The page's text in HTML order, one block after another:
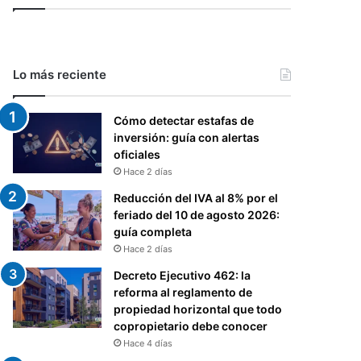
Lo más reciente
Cómo detectar estafas de
inversión: guía con alertas
oficiales
Hace 2 días
Reducción del IVA al 8% por el
feriado del 10 de agosto 2026:
guía completa
Hace 2 días
Decreto Ejecutivo 462: la
reforma al reglamento de
propiedad horizontal que todo
copropietario debe conocer
Hace 4 días